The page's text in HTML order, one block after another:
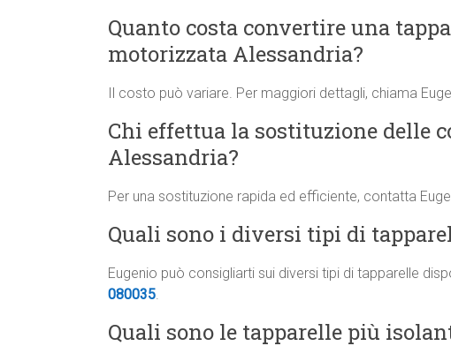
Quanto costa convertire una
motorizzata Alessandria?
Il costo può variare. Per maggiori dettagli, chiama
Chi effettua la sostituzione delle
Alessandria?
Per una sostituzione rapida ed efficiente, contatta
Quali sono i diversi tipi di
Eugenio può consigliarti sui diversi tipi di tapparelle
080035.
Quali sono le tapparelle più